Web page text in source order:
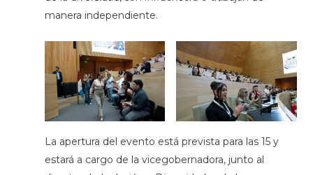
manera independiente.
La apertura del evento está prevista para las 15 y
estará a cargo de la vicegobernadora, junto al